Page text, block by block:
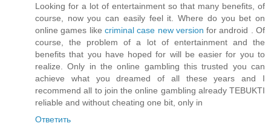
Looking for a lot of entertainment so that many benefits, of
course, now you can easily feel it. Where do you bet on
online games like criminal case new version for android . Of
course, the problem of a lot of entertainment and the
benefits that you have hoped for will be easier for you to
realize. Only in the online gambling this trusted you can
achieve what you dreamed of all these years and I
recommend all to join the online gambling already TEBUKTI
reliable and without cheating one bit, only in
Ответить